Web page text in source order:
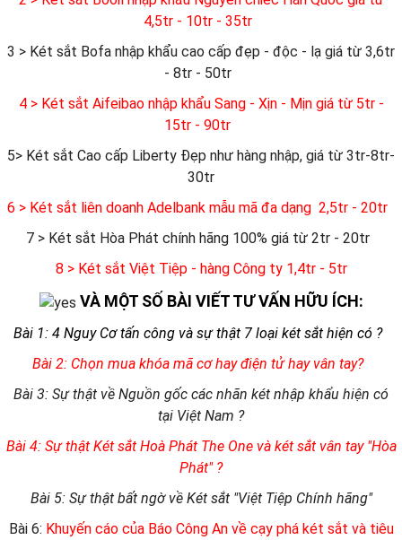
4,5tr - 10tr - 35tr
3 > Két sắt Bofa nhập khẩu cao cấp đẹp - độc - lạ giá từ 3,6tr
- 8tr - 50tr
4 > Két sắt Aifeibao nhập khẩu Sang - Xịn - Mịn giá từ 5tr -
15tr - 90tr
5> Két sắt Cao cấp Liberty Đẹp như hàng nhập, giá từ 3tr-8tr-
30tr
6 > Két sắt liên doanh Adelbank mẫu mã đa dạng 2,5tr - 20tr
7 > Két sắt Hòa Phát chính hãng 100% giá từ 2tr - 20tr
8 > Két sắt Việt Tiệp - hàng Công ty 1,4tr - 5tr
VÀ MỘT SỐ BÀI VIẾT TƯ VẤN HỮU ÍCH:
Bài 1: 4 Nguy Cơ tấn công và sự thật 7 loại két sắt hiện có ?
Bài 2: Chọn mua khóa mã cơ hay điện tử hay vân tay?
Bài 3: Sự thật về Nguồn gốc các nhãn két nhập khẩu hiện có
tại Việt Nam ?
Bài 4: Sự thật Két sắt Hoà Phát The One và két sắt vân tay "Hòa
Phát" ?
Bài 5: Sự thật bất ngờ về Két sắt "Việt Tiệp Chính hãng"
Bài 6: Khuyến cáo của Báo Công An về cạy phá két sắt và tiêu